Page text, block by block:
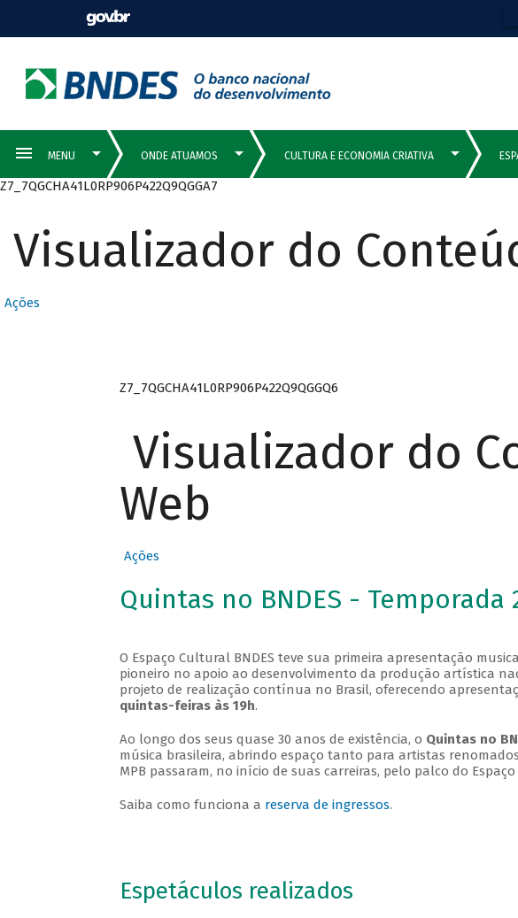
Z7_7QGCHA41L0RP906P422Q9QGGA7
Visualizador do
Ações
Z7_7QGCHA41L0RP906P422Q9QGGQ6
Visualizador do
Web
Ações
Quintas no BNDES - Temporada
O Espaço Cultural BNDES teve sua primeira apresentação
pioneiro no apoio ao desenvolvimento da produção artística
projeto de realização contínua no Brasil, oferecendo
quintas-feiras às 19h.
Ao longo dos seus quase 30 anos de existência, o Quintas no
música brasileira, abrindo espaço tanto para artistas
MPB passaram, no início de suas carreiras, pelo palco do Espaço
Saiba como funciona a reserva de ingressos.
Espetáculos realizados